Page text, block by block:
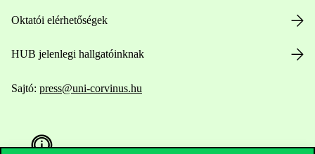
Oktatói elérhetőségek
HUB jelenlegi hallgatóinknak
Sajtó: press@uni-corvinus.hu